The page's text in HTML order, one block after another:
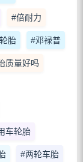
#倍耐力
胎 #邓禄普
质量好吗
车轮胎
#两轮车胎